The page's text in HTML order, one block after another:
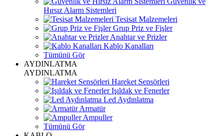
Hırsız Alarm Sistemleri
Tesisat Malzemeleri
Grup Priz ve Fişler
Anahtar ve Prizler
Kablo Kanalları
Tümünü Gör
AYDINLATMA
AYDINLATMA
Hareket Sensörleri
Işıldak ve Fenerler
Led Aydınlatma
Armatür
Ampuller
Tümünü Gör